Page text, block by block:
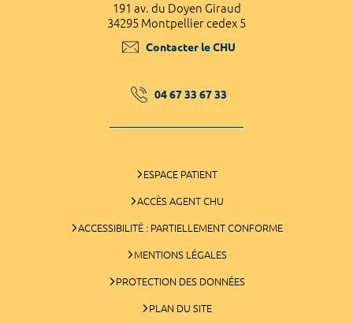
191 av. du Doyen Giraud
34295 Montpellier cedex 5
Contacter le CHU
04 67 33 67 33
ESPACE PATIENT
ACCÈS AGENT CHU
ACCESSIBILITÉ : PARTIELLEMENT CONFORME
MENTIONS LÉGALES
PROTECTION DES DONNÉES
PLAN DU SITE